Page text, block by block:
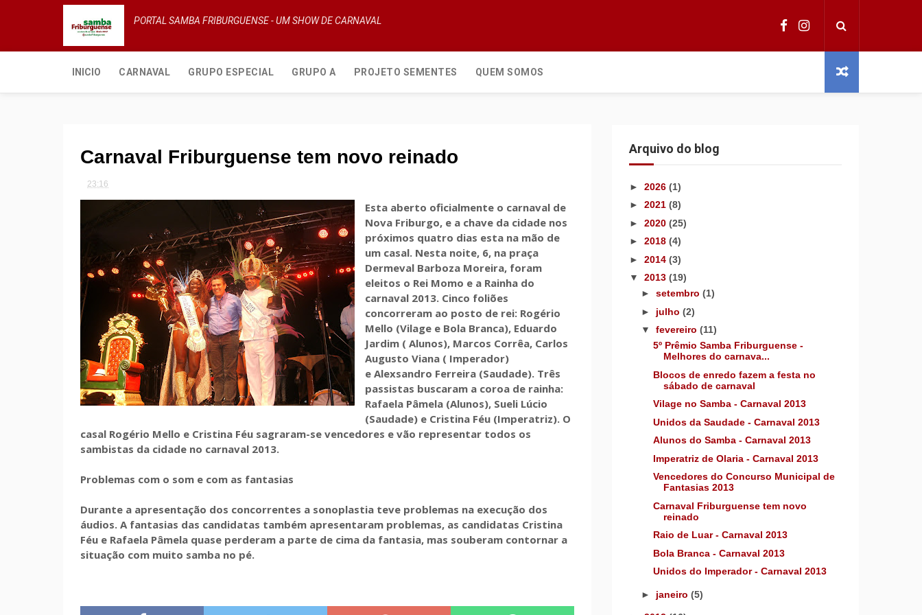
PORTAL SAMBA FRIBURGUENSE - UM SHOW DE CARNAVAL
INICIO CARNAVAL GRUPO ESPECIAL GRUPO A PROJETO SEMENTES QUEM SOMOS
Carnaval Friburguense tem novo reinado
23:16
Esta aberto oficialmente o carnaval de
Nova Friburgo, e a chave da cidade nos
próximos quatro dias esta na mão de
um casal. Nesta noite, 6, na praça
Dermeval Barboza Moreira, foram
eleitos o Rei Momo e a Rainha do
carnaval 2013. Cinco foliões
concorreram ao posto de rei: Rogério
Mello (Vilage e Bola Branca), Eduardo
Jardim ( Alunos), Marcos Corrêa, Carlos
Augusto Viana ( Imperador)
e Alexsandro Ferreira (Saudade). Três
passistas buscaram a coroa de rainha:
Rafaela Pâmela (Alunos), Sueli Lúcio
(Saudade) e Cristina Féu (Imperatriz). O
casal Rogério Mello e Cristina Féu sagraram-se vencedores e vão representar todos os
sambistas da cidade no carnaval 2013.
Problemas com o som e com as fantasias
Durante a apresentação dos concorrentes a sonoplastia teve problemas na execução dos
áudios. A fantasias das candidatas também apresentaram problemas, as candidatas Cristina
Féu e Rafaela Pâmela quase perderam a parte de cima da fantasia, mas souberam contornar a
situação com muito samba no pé.
Arquivo do blog
► 2026 (1)
► 2021 (8)
► 2020 (25)
► 2018 (4)
► 2014 (3)
▼ 2013 (19)
► setembro (1)
► julho (2)
▼ fevereiro (11)
5º Prêmio Samba Friburguense -
Melhores do carnava...
Blocos de enredo fazem a festa no
sábado de carnaval
Vilage no Samba - Carnaval 2013
Unidos da Saudade - Carnaval 2013
Alunos do Samba - Carnaval 2013
Imperatriz de Olaria - Carnaval 2013
Vencedores do Concurso Municipal de
Fantasias 2013
Carnaval Friburguense tem novo
reinado
Raio de Luar - Carnaval 2013
Bola Branca - Carnaval 2013
Unidos do Imperador - Carnaval 2013
► janeiro (5)